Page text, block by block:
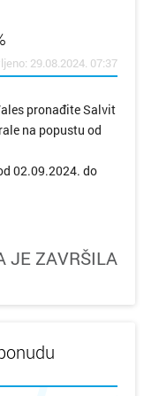
29.08.2024. 07:37
pronađite Salvit
na popustu od
02.09.2024. do
JE ZAVRŠILA